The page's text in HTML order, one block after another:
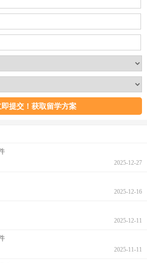
2025-12-27
2025-12-16
2025-12-11
2025-11-11